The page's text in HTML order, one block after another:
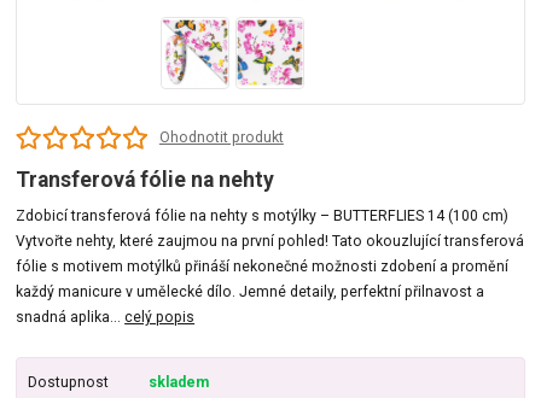
Ohodnotit produkt
Transferová fólie na nehty
Zdobicí transferová fólie na nehty s motýlky – BUTTERFLIES 14 (100 cm)
Vytvořte nehty, které zaujmou na první pohled! Tato okouzlující transferová
fólie s motivem motýlků přináší nekonečné možnosti zdobení a promění
každý manicure v umělecké dílo. Jemné detaily, perfektní přilnavost a
snadná aplika...celý popis
Dostupnost skladem